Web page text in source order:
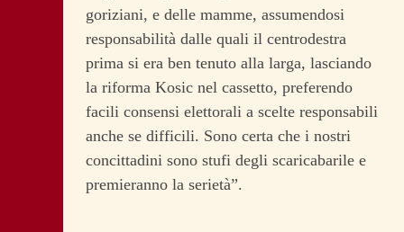
goriziani, e delle mamme, assumendosi
responsabilità dalle quali il centrodestra
prima si era ben tenuto alla larga, lasciando
la riforma Kosic nel cassetto, preferendo
facili consensi elettorali a scelte responsabili
anche se difficili. Sono certa che i nostri
concittadini sono stufi degli scaricabarile e
premieranno la serietà”.